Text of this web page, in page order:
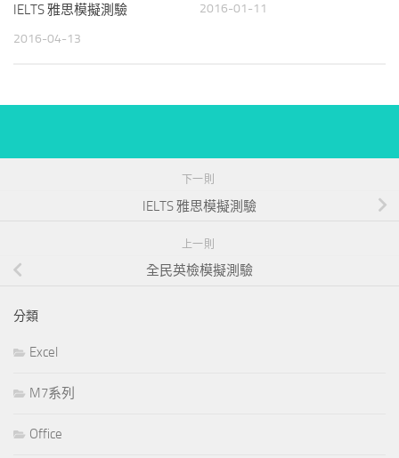
IELTS 雅思模擬測驗
2016-04-13
2016-01-11
下一則
IELTS 雅思模擬測驗
上一則
全民英檢模擬測驗
分類
Excel
M7系列
Office